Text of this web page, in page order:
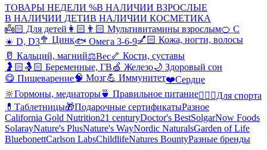
ТОВАРЫ НЕДЕЛИ %В НАЛИЧИИ ВЗРОСЛЫЕ
В НАЛИЧИИ ДЕТИВ НАЛИЧИИ КОСМЕТИКА
👼🏻 Для детей 👩🏻👨🏻 Мультивитамины взрослым🍊 С
☀️ D, D3🥦 Цинк🐟 Омега 3-6-9💅🏻 Кожа, ногти, волосы
🥛 Кальций, магний⚖️Вес🦴 Кости, суставы
🤰🏻🤱🏻 Беременные, ГВ🍏 Железо🌙 Здоровый сон
😋 Пищеварение🧠 Мозг💪 Иммунитет❤️Сердце
🔆Гормоны, медиаторы🍵 Правильное питание🤸🏻‍♀️Для спорта
💊Таблетницы🎁Подарочные сертификатыРазное
California Gold Nutrition21 centuryDoctor's BestSolgarNow Foods
SolarayNature's PlusNature's WayNordic NaturalsGarden of Life
BluebonettCarlson LabsChildlifeNatures BountyРазные бренды